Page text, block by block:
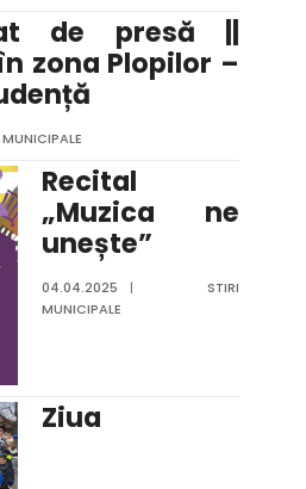
de presă ||
zona Plopilor –
MUNICIPALE
Recital
„Muzica ne
unește”
04.04.2025 |
STIRI
MUNICIPALE
Ziua